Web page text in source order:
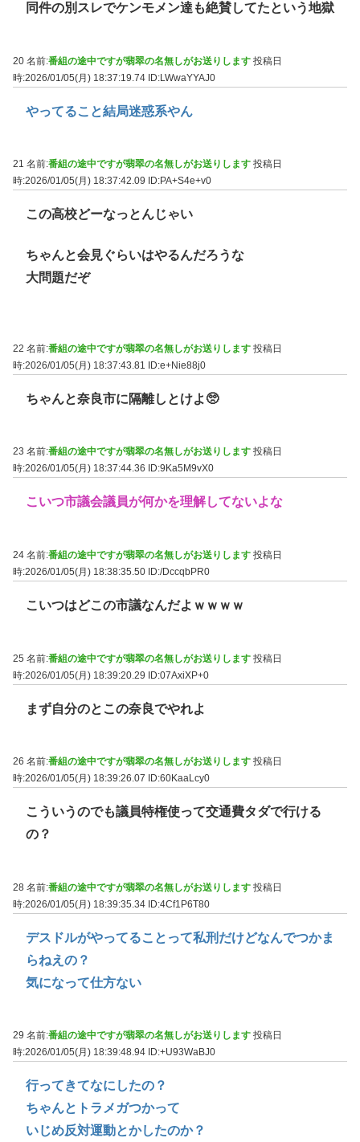
同件の別スレでケンモメン達も絶賛してたという地獄
20 名前:番組の途中ですが翡翠の名無しがお送りします 投稿日
時:2026/01/05(月) 18:37:19.74 ID:LWwaYYAJ0
やってること結局迷惑系やん
21 名前:番組の途中ですが翡翠の名無しがお送りします 投稿日
時:2026/01/05(月) 18:37:42.09
ID:PA+S4e+v0
この高校どーなっとんじゃい
ちゃんと会見ぐらいはやるんだろうな
大問題だぞ
22 名前:番組の途中ですが翡翠の名無しがお送りします 投稿日
時:2026/01/05(月) 18:37:43.81 ID:e+Nie88j0
ちゃんと奈良市に隔離しとけよ🥺
23 名前:番組の途中ですが翡翠の名無しがお送りします 投稿日
時:2026/01/05(月) 18:37:44.36
ID:9Ka5M9vX0
こいつ市議会議員が何かを理解してないよな
24 名前:番組の途中ですが翡翠の名無しがお送りします 投稿日
時:2026/01/05(月) 18:38:35.50 ID:/DccqbPR0
こいつはどこの市議なんだよｗｗｗｗ
25 名前:番組の途中ですが翡翠の名無しがお送りします 投稿日
時:2026/01/05(月) 18:39:20.29 ID:07AxiXP+0
まず自分のとこの奈良でやれよ
26 名前:番組の途中ですが翡翠の名無しがお送りします 投稿日
時:2026/01/05(月) 18:39:26.07
ID:60KaaLcy0
こういうのでも議員特権使って交通費タダで行ける
の？
28 名前:番組の途中ですが翡翠の名無しがお送りします 投稿日
時:2026/01/05(月) 18:39:35.34 ID:4Cf1P6T80
デスドルがやってることって私刑だけどなんでつかま
らねえの？
気になって仕方ない
29 名前:番組の途中ですが翡翠の名無しがお送りします 投稿日
時:2026/01/05(月) 18:39:48.94 ID:+U93WaBJ0
行ってきてなにしたの？
ちゃんとトラメガつかって
いじめ反対運動とかしたのか？